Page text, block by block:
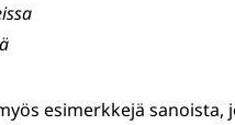
esimerkkejä